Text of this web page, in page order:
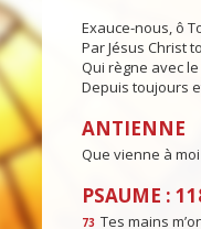
Exauce-nous, ô
Par Jésus Christ
Qui règne avec
Depuis toujours
ANTIENNE
Que vienne à
PSAUME :
73 Tes mains